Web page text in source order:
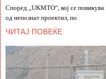
Според „UKMTO“, кој се
од непознат проектил, по
ЧИТАЈ ПОВЕЌЕ